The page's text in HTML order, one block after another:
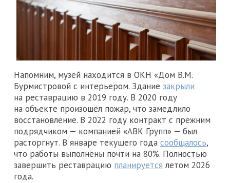
Напомним, музей находится в ОКН «Дом В.М.
Бурмистровой с интерьером. Здание закрыли
на реставрацию в 2019 году. В 2020 году
на объекте произошёл пожар, что замедлило
восстановление. В 2022 году контракт с прежним
подрядчиком — компанией «АВК Групп» — был
расторгнут. В январе текущего года сообщалось,
что работы выполнены почти на 80%. Полностью
завершить реставрацию планируется летом 2026
года.